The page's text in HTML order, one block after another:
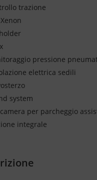
trazione
pressione
elettrica sedili
system
per parcheggio
integrale